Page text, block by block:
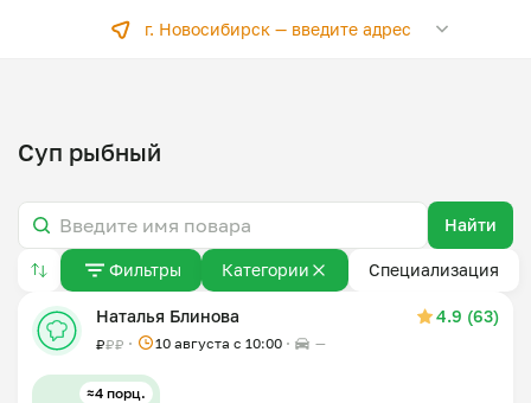
г. Новосибирск —введите адрес
Суп рыбный
Найти
Фильтры Категории Специализация
Наталья Блинова 4.9 (63)
₽₽₽ 10 августа с 10:00 —
≈4 порц.